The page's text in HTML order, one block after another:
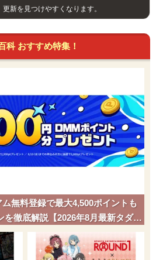
新を見つけやすくなります。
科 おすすめ特集！
ム無料登録で最大4,500ポイントも
を徹底解説【2026年8月最新タダポ